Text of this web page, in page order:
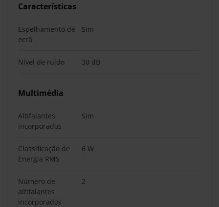
Características
Espelhamento de
ecrã
Sim
Nível de ruído 30 dB
Multimédia
Altifalantes
incorporados
Sim
Classificação de
Energia RMS
6 W
Número de
altifalantes
incorporados
2